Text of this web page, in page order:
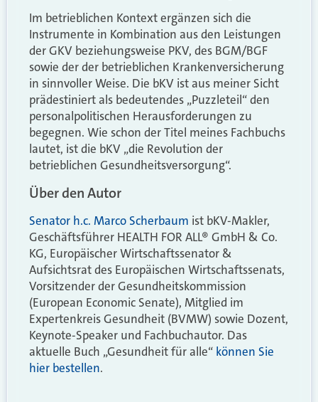
Im betrieblichen Kontext ergänzen sich die
Instrumente in Kombination aus den Leistungen
der GKV beziehungsweise PKV, des BGM/BGF
sowie der der betrieblichen Krankenversicherung
in sinnvoller Weise. Die bKV ist aus meiner Sicht
prädestiniert als bedeutendes „Puzzleteil“ den
personalpolitischen Herausforderungen zu
begegnen. Wie schon der Titel meines Fachbuchs
lautet, ist die bKV „die Revolution der
betrieblichen Gesundheitsversorgung“.
Über den Autor
Senator h.c. Marco Scherbaum ist bKV-Makler,
Geschäftsführer HEALTH FOR ALL® GmbH & Co.
KG, Europäischer Wirtschaftssenator &
Aufsichtsrat des Europäischen Wirtschaftssenats,
Vorsitzender der Gesundheitskommission
(European Economic Senate), Mitglied im
Expertenkreis Gesundheit (BVMW) sowie Dozent,
Keynote-Speaker und Fachbuchautor. Das
aktuelle Buch „Gesundheit für alle“ können Sie
hier bestellen.